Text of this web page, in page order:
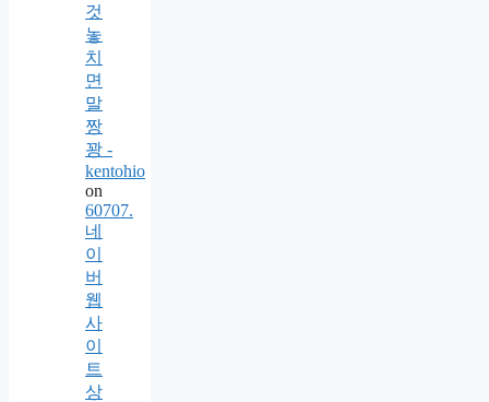
것
놓
치
면
말
짱
꽝 -
kentohio
on
60707.
네
이
버
웹
사
이
트
상